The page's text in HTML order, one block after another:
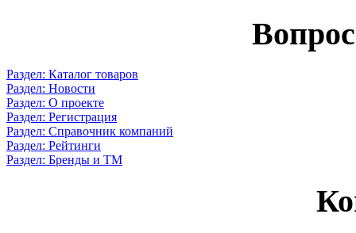
Раздел: Каталог товаров
Раздел: Новости
Раздел: О проекте
Раздел: Регистрация
Раздел: Справочник компаний
Раздел: Рейтинги
Раздел: Бренды и ТМ